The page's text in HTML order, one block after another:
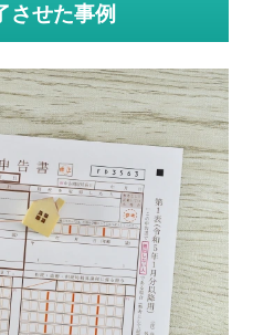
させた事例